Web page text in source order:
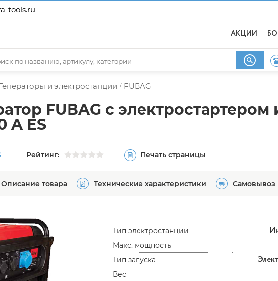
tools.ru
АКЦИИ
Генераторы и электростанции / FUBAG
FUBAG с
A ES
Рейтинг: Печать страницы
Описание товара Технические характеристики Самовывоз
Тип электростанции
Макс. мощность
Тип запуска
Вес